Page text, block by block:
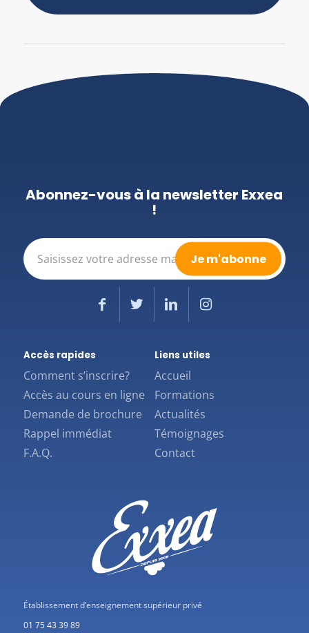
Établissement d’enseignement supérieur privé
01 75 43 39 89
Abonnez-vous à la newsletter Exxea
!
E-
mail
(Nécessaire)
Accès rapides
Comment s’inscrire?
Accès au cours en ligne
Demande de brochure
Rappel immédiat
F.A.Q.
Liens utiles
Accueil
Formations
Actualités
Témoignages
Contact